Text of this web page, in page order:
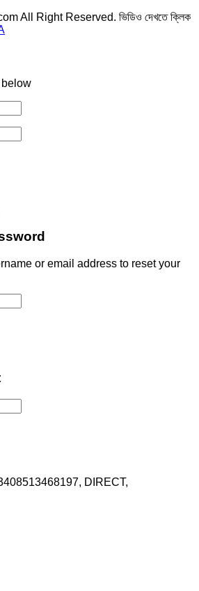
All Right Reserved. ভিডিও দেখতে ক্লিক
below
or email address to reset your
DIRECT,